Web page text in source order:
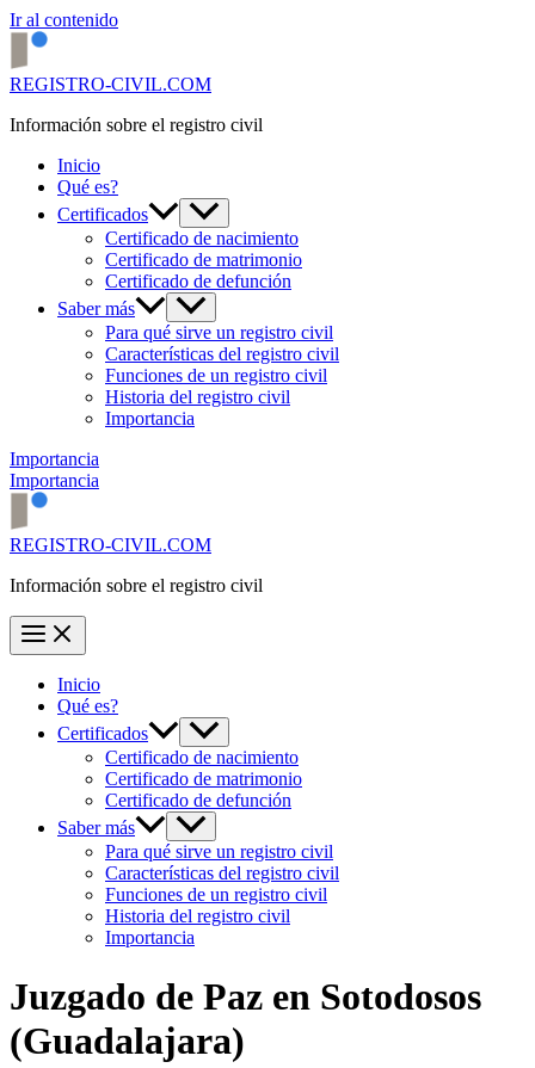
Ir al contenido
REGISTRO-CIVIL.COM
Información sobre el registro civil
Inicio
Qué es?
Certificados
Certificado de nacimiento
Certificado de matrimonio
Certificado de defunción
Saber más
Para qué sirve un registro civil
Características del registro civil
Funciones de un registro civil
Historia del registro civil
Importancia
Importancia
Importancia
REGISTRO-CIVIL.COM
Información sobre el registro civil
Inicio
Qué es?
Certificados
Certificado de nacimiento
Certificado de matrimonio
Certificado de defunción
Saber más
Para qué sirve un registro civil
Características del registro civil
Funciones de un registro civil
Historia del registro civil
Importancia
Juzgado de Paz en Sotodosos
(Guadalajara)